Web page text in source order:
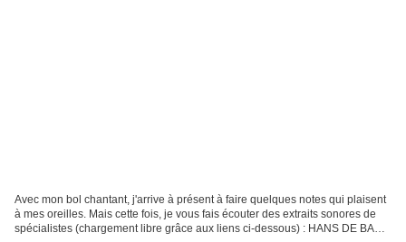
Avec mon bol chantant, j'arrive à présent à faire quelques notes qui plaisent
à mes oreilles. Mais cette fois, je vous fais écouter des extraits sonores de
spécialistes (chargement libre grâce aux liens ci-dessous) : HANS DE BACK